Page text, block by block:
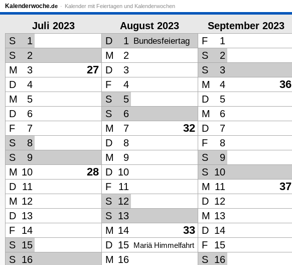
Kalenderwoche.de Kalender mit Feiertagen und Kalenderwochen
Juli 2023 August 2023 September 2023
S
1 D 1 Bundesfeiertag F 1
S
2 M 2 S 2
M
3 27 D 3 S 3
D
4 F 4 M 4 36
M 5 S 5 D 5
D
6 S 6 M 6
F
7 M 7 32 D 7
S
8 D 8 F 8
S 9 M 9 S 9
M 10 28 D 10 S 10
D
11 F 11 M 11 37
M 12 S 12 D 12
D 13 S 13 M 13
F
14 M 14 33 D 14
S
15 D 15 Mariä Himmelfahrt F 15
S
16 M 16 S 16